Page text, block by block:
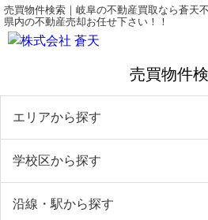
売買物件検索｜岐阜の不動産買取なら蒼天
県内の不動産売却お任せ下さい！！
売買物件
エリアから探す
学校区から探す
沿線・駅から探す